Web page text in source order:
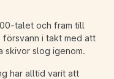
talet och fram till
i takt med att
skivor slog igenom.
har alltid varit att